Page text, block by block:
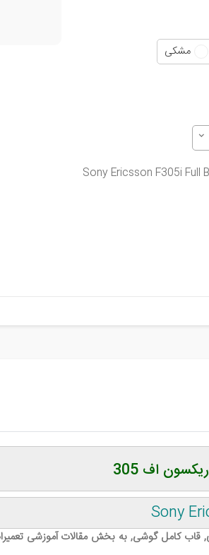
مشکی
Sony Ericsson F305i Full
اف 305
Sony
کامل گوشی, به بخش مقالات آموزشی